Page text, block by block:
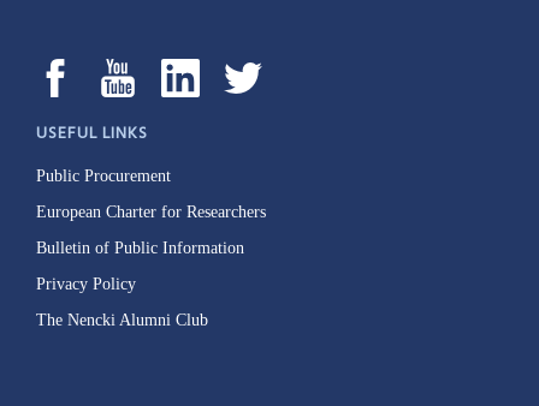
USEFUL LINKS
Public Procurement
European Charter for Researchers
Bulletin of Public Information
Privacy Policy
The Nencki Alumni Club